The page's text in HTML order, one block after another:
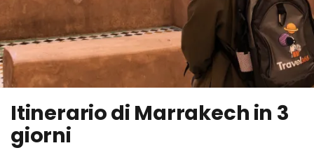
Itinerario di Marrakech in 3
giorni